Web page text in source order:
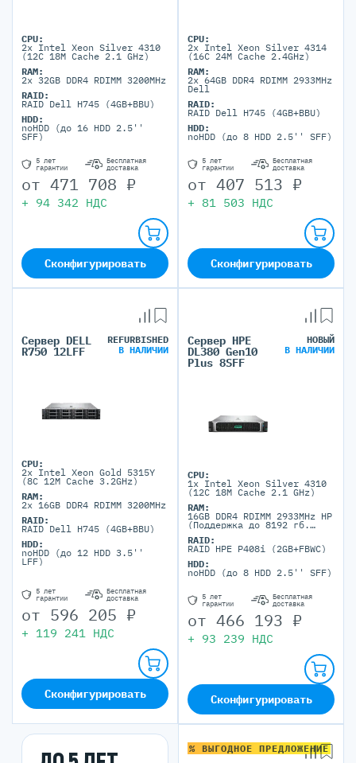
CPU:
2x Intel Xeon Silver 4310
(12C 18M Cache 2.1 GHz)
RAM:
2x 32GB DDR4 RDIMM 3200MHz
RAID:
RAID Dell H745 (4GB+BBU)
HDD:
noHDD (до 16 HDD 2.5''
SFF)
5 лет
гарантии
Бесплатная
доставка
от 471 708 ₽
+ 94 342 НДС
Сконфигурировать
CPU:
2x Intel Xeon Silver 4314
(16C 24M Cache 2.4GHz)
RAM:
2x 64GB DDR4 RDIMM 2933MHz
Dell
RAID:
RAID Dell H745 (4GB+BBU)
HDD:
noHDD (до 8 HDD 2.5'' SFF)
5 лет
гарантии
Бесплатная
доставка
от 407 513 ₽
+ 81 503 НДС
Сконфигурировать
Сервер DELL
R750 12LFF
REFURBISHED
В НАЛИЧИИ
CPU:
2x Intel Xeon Gold 5315Y
(8C 12M Cache 3.2GHz)
RAM:
2x 16GB DDR4 RDIMM 3200MHz
RAID:
RAID Dell H745 (4GB+BBU)
HDD:
noHDD (до 12 HDD 3.5''
LFF)
5 лет
гарантии
Бесплатная
доставка
от 596 205 ₽
+ 119 241 НДС
Сконфигурировать
Сервер HPE
DL380 Gen10
Plus 8SFF
НОВЫЙ
В НАЛИЧИИ
CPU:
1x Intel Xeon Silver 4310
(12C 18M Cache 2.1 GHz)
RAM:
16GB DDR4 RDIMM 2933MHz HP
(Поддержка до 8192 гб.
портов)
RAID:
RAID HPE P408i (2GB+FBWC)
HDD:
noHDD (до 8 HDD 2.5'' SFF)
5 лет
гарантии
Бесплатная
доставка
от 466 193 ₽
+ 93 239 НДС
Сконфигурировать
% ВЫГОДНОЕ ПРЕДЛОЖЕНИЕ